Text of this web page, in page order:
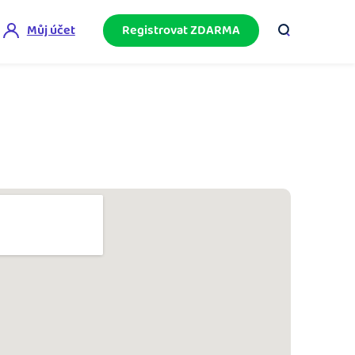
se komunity na fakturaci, daně či
Můj účet Registrovat ZDARMA